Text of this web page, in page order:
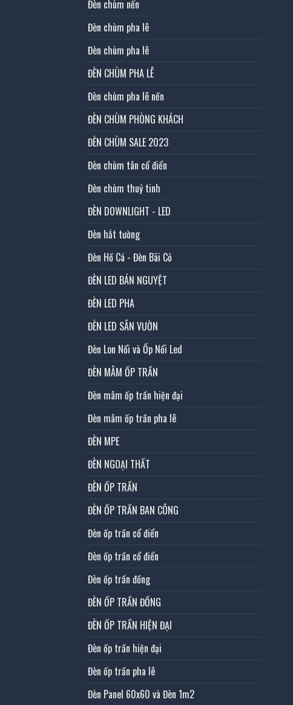
Đèn chùm nến
Đèn chùm pha lê
Đèn chùm pha lê
ĐÈN CHÙM PHA LÊ
Đèn chùm pha lê nến
ĐÈN CHÙM PHÒNG KHÁCH
ĐÈN CHÙM SALE 2023
Đèn chùm tân cổ điển
Đèn chùm thuỷ tinh
ĐÈN DOWNLIGHT - LED
Đèn hắt tường
Đèn Hồ Cá - Đèn Bãi Cỏ
ĐÈN LED BÁN NGUYỆT
ĐÈN LED PHA
ĐÈN LED SÂN VƯỜN
Đèn Lon Nổi và Ốp Nổi Led
ĐÈN MÂM ỐP TRẦN
Đèn mâm ốp trần hiện đại
Đèn mâm ốp trần pha lê
ĐÈN MPE
ĐÈN NGOẠI THẤT
ĐÈN ỐP TRẦN
ĐÈN ỐP TRẦN BAN CÔNG
Đèn ốp trần cổ điển
Đèn ốp trần cổ điển
Đèn ốp trần đồng
ĐÈN ỐP TRẦN ĐỒNG
ĐÈN ỐP TRẦN HIỆN ĐẠI
Đèn ốp trần hiện đại
Đèn ốp trần pha lê
Đèn Panel 60x60 và Đèn 1m2